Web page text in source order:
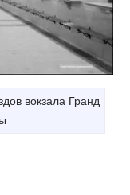
вокзала Гранд